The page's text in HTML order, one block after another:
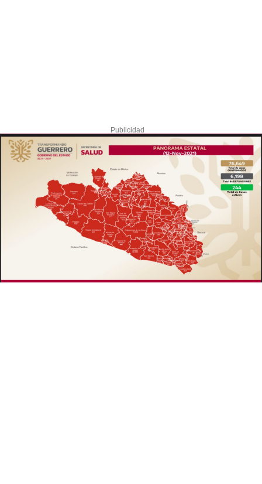
Publicidad